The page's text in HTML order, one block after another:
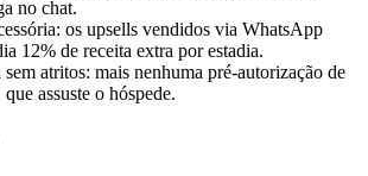
no chat.
os upsells vendidos via WhatsApp
12% de receita extra por estadia.
atritos: mais nenhuma pré-autorização de
assuste o hóspede.